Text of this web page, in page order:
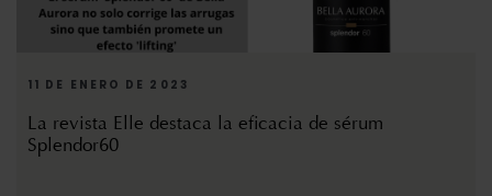
11 DE ENERO DE 2023
La revista Elle destaca la eficacia de sérum
Splendor60